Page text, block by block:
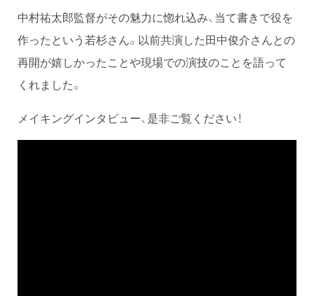
中村祐太郎監督がその魅力に惚れ込み、当て書きで役を
作ったという若杉さん。以前共演した田中俊介さんとの
再開が嬉しかったことや現場での演技のことを語って
くれました。
メイキングインタビュー、是非ご覧ください！